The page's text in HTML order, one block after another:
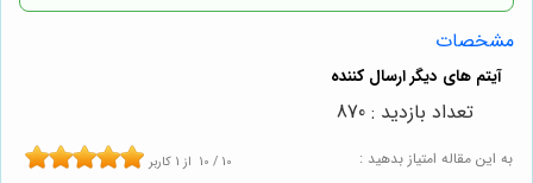
مشخصات
به این مقاله امتیاز بدهید : 10 / 10 از 1 کاربر
تعداد بازدید : 870